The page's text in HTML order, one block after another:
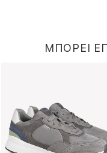
ΜΠΟΡΕΙ